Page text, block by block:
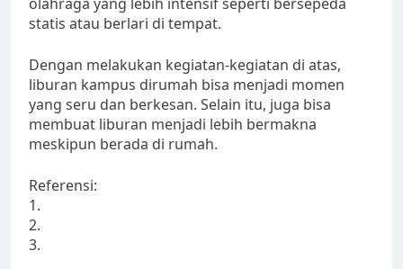
statis atau berlari di tempat.
Dengan melakukan kegiatan-kegiatan di atas,
liburan kampus dirumah bisa menjadi momen
yang seru dan berkesan. Selain itu, juga bisa
membuat liburan menjadi lebih bermakna
meskipun berada di rumah.
Referensi:
1.
2.
3.